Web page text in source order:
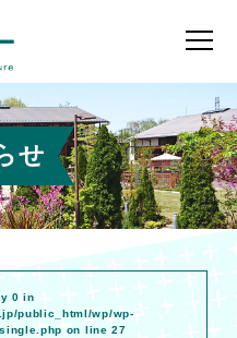
せ
0 in
public_html/wp/wp-
on line27